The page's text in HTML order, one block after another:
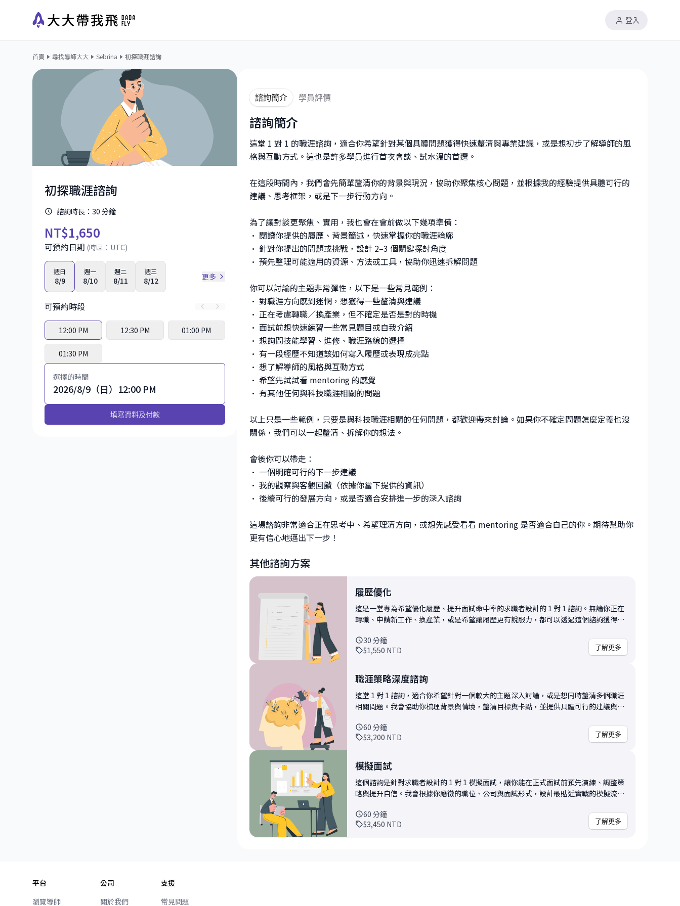
登入
首頁 尋找導師大大 Sebrina 初探職涯諮詢
初探職涯諮詢
諮詢時長： 30 分鐘
NT$1,650
可預約日期 (時區： UTC)
週日
8/9
週一
8/10
週二
8/11
週三
8/12 更多
可預約時段
12:00 PM 12:30 PM 01:00 PM
01:30 PM
選擇的時間
2026/8/9（日）12:00 PM
填寫資料及付款
諮詢簡介 學員評價
諮詢簡介
這堂 1 對 1 的職涯諮詢，適合你希望針對某個具體問題獲得快速釐清與專業建議，或是想初步了解導師的風
格與互動方式。這也是許多學員進行首次會談、試水溫的首選。
在這段時間內，我們會先簡單釐清你的背景與現況，協助你聚焦核心問題，並根據我的經驗提供具體可行的
建議、思考框架，或是下一步行動方向。
為了讓對談更聚焦、實用，我也會在會前做以下幾項準備：
• 閱讀你提供的履歷、背景簡述，快速掌握你的職涯輪廓
• 針對你提出的問題或挑戰，設計 2–3 個關鍵探討角度
• 預先整理可能適用的資源、方法或工具，協助你迅速拆解問題
你可以討論的主題非常彈性，以下是一些常見範例：
• 對職涯方向感到迷惘，想獲得一些釐清與建議
• 正在考慮轉職／換產業，但不確定是否是對的時機
• 面試前想快速練習一些常見題目或自我介紹
• 想詢問技能學習、進修、職涯路線的選擇
• 有一段經歷不知道該如何寫入履歷或表現成亮點
• 想了解導師的風格與互動方式
• 希望先試試看 mentoring 的感覺
• 有其他任何與科技職涯相關的問題
以上只是一些範例，只要是與科技職涯相關的任何問題，都歡迎帶來討論。如果你不確定問題怎麼定義也沒
關係，我們可以一起釐清、拆解你的想法。
會後你可以帶走：
• 一個明確可行的下一步建議
• 我的觀察與客觀回饋（依據你當下提供的資訊）
• 後續可行的發展方向，或是否適合安排進一步的深入諮詢
這場諮詢非常適合正在思考中、希望理清方向，或想先感受看看 mentoring 是否適合自己的你。期待幫助你
更有信心地邁出下一步！
其他諮詢方案
履歷優化
這是一堂專為希望優化履歷、提升面試命中率的求職者設計的 1 對 1 諮詢。無論你正在
轉職、申請新工作、換產業，或是希望讓履歷更有說服力，都可以透過這個諮詢獲得具
業方向），我會先進行初步審閱，並在會談中針對以下幾個面向給予回饋與修改建議：
• 整體架構是否清楚、資訊排序是否合理 • 關鍵成就是否有被有效地凸顯 • 描述文字
的資訊 • 是否對應目標職位的需求與關鍵字 此外，我也會協助你理解哪些段落可以調
整說法、加入哪些關鍵詞，讓你的履歷更容易被 HR 或系統篩選出來（ATS-
friendly）。如果你是轉職、轉領域或剛起步的學員，我會提供具針對性的調整策略與
說服技巧。 這個諮詢特別適合： • 對自己履歷內容沒信心，想要專業檢視的人 • 想轉
力的人 • 想知道業界實際期待與標準呈現方式的人 會後你可以帶走： • 一份針對你履
歷的逐項修改建議 • 精簡與強化敘述的句型範例 • 根據求職方向客製化的履歷撰寫重
一起把它修得更精準、有力、為你爭取到更多選擇。
30 分鐘
$1,550 NTD 了解更多
職涯策略深度諮詢
這堂 1 對 1 諮詢，適合你希望針對一個較大的主題深入討論，或是想同時釐清多個職涯
相關問題。我會協助你梳理背景與情境，釐清目標與卡點，並提供具體可行的建議與思
問題背後的原因，並討論更全面的行動策略。你可以選擇聚焦在一個主題深入探討，也
可以列出 2～3 個關鍵問題進行整體盤點與優先排序。 常見的討論主題包括（不限
或倦怠，想重新盤點職涯目標 • 思考是否該繼續當工程師、走管理職，還是創業／出
國 • 想知道如何補強技能、提升自己成為更有競爭力的人選 • 遇到升遷瓶頸，想優化
專案策略與內部影響力 • 有其他任何與科技職涯相關的問題 這些都是過去 mentees 常
帶來的問題範例，無論你正在經歷哪個職涯階段，只要是與科技工作發展相關的議題，
確的下一步行動項目（或可行選項清單） • 推薦的學習資源、文章、社群或工具 • 後
續可行的發展方向，或是否適合安排進一步的深入諮詢 若需要，我也可以協助你規劃長
60 分鐘
$3,200 NTD 了解更多
模擬面試
這個諮詢是針對求職者設計的 1 對 1 模擬面試，讓你能在正式面試前預先演練、調整策
略與提升自信。我會根據你應徵的職位、公司與面試形式，設計最貼近實戰的模擬流
試機會即將到來、或對自己面試表現沒信心的人。 讓我們一起用一次模擬，把面對未知
的焦慮，轉換成有備而來的自信。
60 分鐘
$3,450 NTD 了解更多
平台
瀏覽導師
公司
關於我們
支援
常見問題